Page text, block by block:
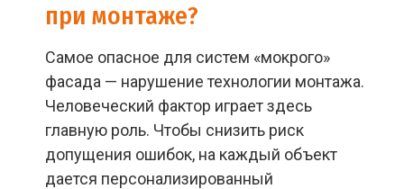
при монтаже?
Самое опасное для систем «мокрого»
фасада — нарушение технологии монтажа.
Человеческий фактор играет здесь
главную роль. Чтобы снизить риск
допущения ошибок, на каждый объект
дается персонализированный